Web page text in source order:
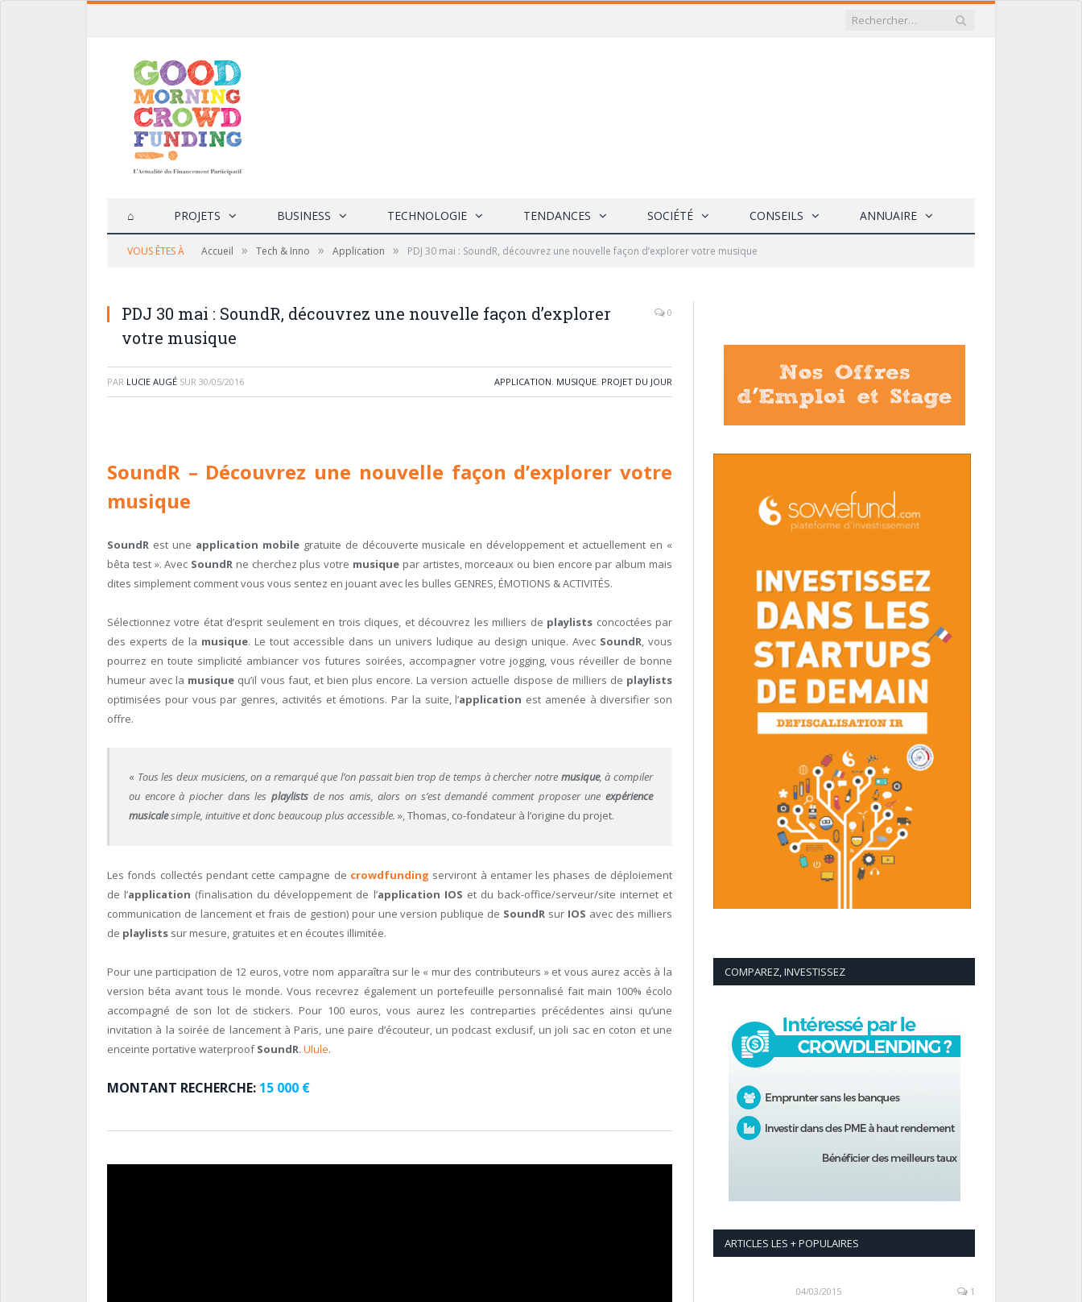
⌂ PROJETS BUSINESS TECHNOLOGIE TENDANCES SOCIÉTÉ CONSEILS ANNUAIRE
VOUS ÊTES À Accueil » Tech & Inno » Application » PDJ 30 mai : SoundR, découvrez une nouvelle façon d’explorer votre musique
PDJ 30 mai : SoundR, découvrez une nouvelle façon d’explorer
votre musique
0
PAR LUCIE AUGÉ SUR 30/05/2016 APPLICATION, MUSIQUE, PROJET DU JOUR
SoundR – Découvrez une nouvelle façon d’explorer votre
musique
SoundR est une application mobilegratuite de découverte musicale en développement et actuellement en «
bêta test ». Avec SoundR ne cherchez plus votre musique par artistes, morceaux ou bien encore par album mais
dites simplement comment vous vous sentez en jouant avec les bulles GENRES, ÉMOTIONS & ACTIVITÉS.
Sélectionnez votre état d’esprit seulement en trois cliques, et découvrez les milliers de playlists concoctées par
des experts de la musique. Le tout accessible dans un univers ludique au design unique. Avec SoundR, vous
pourrez en toute simplicité ambiancer vos futures soirées, accompagner votre jogging, vous réveiller de bonne
humeur avec la musique qu’il vous faut, et bien plus encore. La version actuelle dispose de milliers de playlists
optimisées pour vous par genres, activités et émotions. Par la suite, l’application est amenée à diversifier son
offre.
« Tous les deux musiciens, on a remarqué que l’on passait bien trop de temps à chercher notre musique, à compiler
ou encore à piocher dans les playlistsde nos amis, alors on s’est demandé comment proposer une expérience
musicalesimple, intuitive et donc beaucoup plus accessible. », Thomas, co-fondateur à l’origine du projet.
Les fonds collectés pendant cette campagne de crowdfunding serviront à entamer les phases de déploiement
de l’application (finalisation du développement de l’application IOS et du back-office/serveur/site internet et
communication de lancement et frais de gestion) pour une version publique de SoundR sur IOS avec des milliers
de playlists sur mesure, gratuites et en écoutes illimitée.
Pour une participation de 12 euros, votre nom apparaîtra sur le « mur des contributeurs » et vous aurez accès à la
version béta avant tous le monde. Vous recevrez également un portefeuille personnalisé fait main 100% écolo
accompagné de son lot de stickers. Pour 100 euros, vous aurez les contreparties précédentes ainsi qu’une
invitation à la soirée de lancement à Paris, une paire d’écouteur, un podcast exclusif, un joli sac en coton et une
enceinte portative waterproofSoundR. Ulule.
MONTANT RECHERCHE: 15 000 €
COMPAREZ, INVESTISSEZ
ARTICLES LES + POPULAIRES
04/03/2015 1